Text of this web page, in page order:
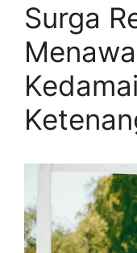
Surga